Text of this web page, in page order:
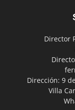
Director
Dirección: 9
Villa